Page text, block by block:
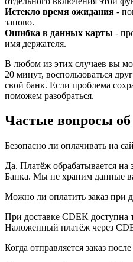
Истекло время ожидания -
заново.
Ошибка в данных карты -
имя держателя.
В любом из этих случаев вы
20 минут, воспользоваться
свой банк. Если проблема
поможем разобраться.
Частые вопросы об
Безопасно ли оплачивать на
Да. Платёж обрабатывается
Банка. Мы не храним данные
Можно ли оплатить заказ при
При доставке CDEK доступна
Наложенный платёж через
Когда отправляется заказ